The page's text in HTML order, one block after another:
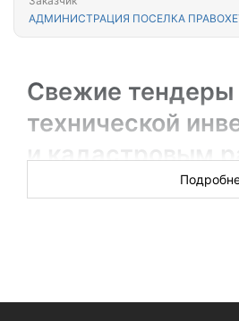
АДМИНИСТРАЦИЯ ПОСЕЛКА
Свежие тендеры
технической
и кадастровым